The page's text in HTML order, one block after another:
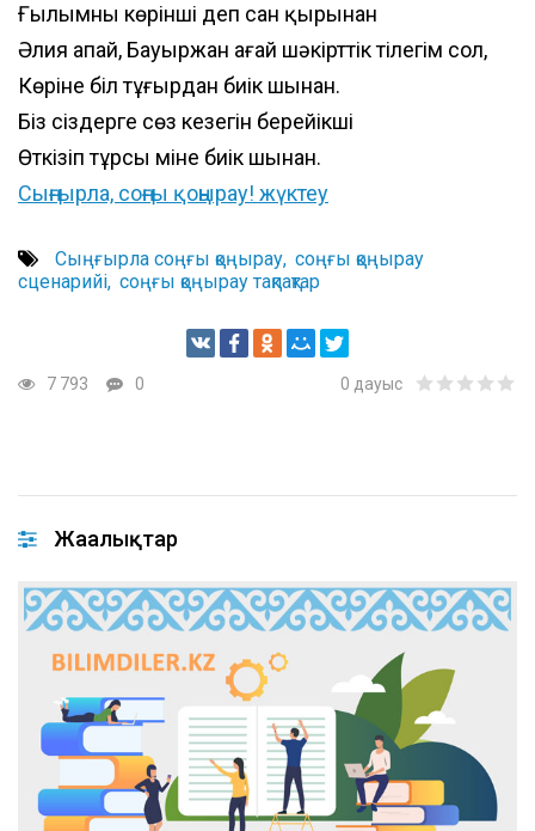
Ғылымның көрінші деп сан қырынан
Әлия апай, Бауыржан ағай шәкірттік тілегім сол,
Көріне біл тұғырдан биік шыңнан.
Біз сіздерге сөз кезегін берейікші
Өткізіп тұрсың міне биік шыңнан.
Сыңғырла, соңғы қоңырау! жүктеу
Сыңғырла соңғы қоңырау соңғы қоңырау
сценарийі соңғы қоңырау тақпақтар
7 793 0 0 дауыс
Жаңалықтар